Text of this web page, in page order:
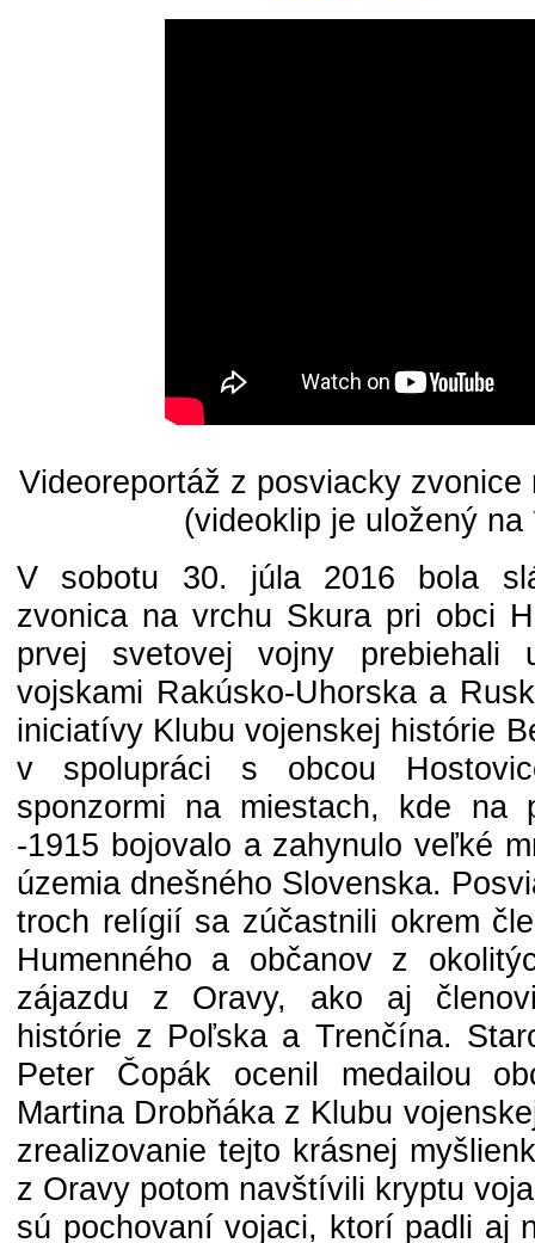
Videoreportáž z posviacky
(videoklip je uložený na
V sobotu 30. júla 2016 bola
zvonica na vrchu Skura pri obci
prvej svetovej vojny prebiehali
vojskami Rakúsko-Uhorska a
iniciatívy Klubu vojenskej histórie
v spolupráci s obcou
sponzormi na miestach, kde na
-1915 bojovalo a zahynulo veľké
územia dnešného Slovenska.
troch relígií sa zúčastnili okrem
Humenného a občanov z
zájazdu z Oravy, ako aj
histórie z Poľska a Trenčína.
Peter Čopák ocenil medailou
Martina Drobňáka z Klubu
zrealizovanie tejto krásnej
z Oravy potom navštívili kryptu
sú pochovaní vojaci, ktorí padli aj